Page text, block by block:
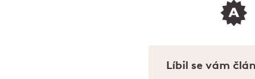
Líbil se vám